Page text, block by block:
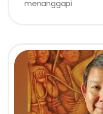
menanggapi